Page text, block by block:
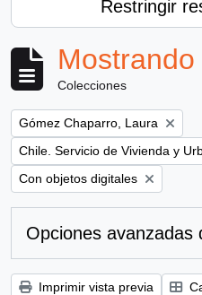
Restringir
Colecciones
Remove filter:
Gómez Chaparro, Laura
Remove filter:
Chile. Servicio de Vivienda y
Remove filter:
Con objetos digitales
Opciones avanzadas
Imprimir vista previa